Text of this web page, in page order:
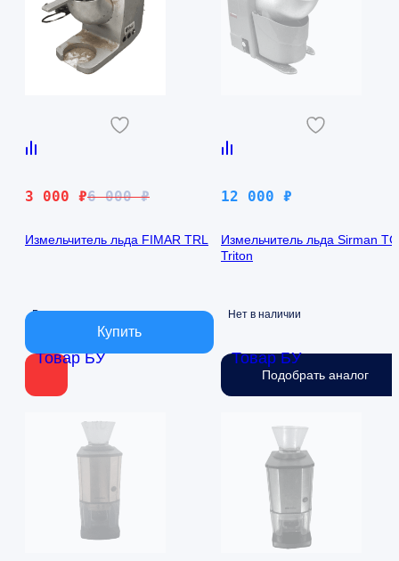
Товар БУ
6 000₽
Первоначальная
составляла
3 000 ₽
Текущая
3
Измельчитель льда FIMAR TRL
В наличии
Товар БУ
12 000 ₽
Измельчитель льда Sirman TG
Triton
Нет в наличии
Подобрать аналог